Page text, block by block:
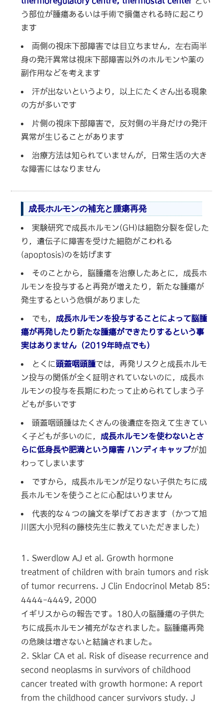
う部位が腫瘍あるいは手術で損傷される時に起こり
ます
両側の視床下部障害では目立ちません，左右両半
身の発汗異常は視床下部障害以外のホルモンや薬の
副作用などを考えます
汗が出ないというより，以上にたくさん出る現象
の方が多いです
片側の視床下部障害で，反対側の半身だけの発汗
異常が生じることがあります
治療方法は知られていませんが，日常生活の大き
な障害にはなりません
成長ホルモンの補充と腫瘍再発
実験研究で成長ホルモン(GH)は細胞分裂を促した
り，遺伝子に障害を受けた細胞がこわれる
(apoptosis)のを妨げます
そのことから，脳腫瘍を治療したあとに，成長ホ
ルモンを投与すると再発が増えたり，新たな腫瘍が
発生するという危惧がありました
でも， 成長ホルモンを投与することによって脳腫
瘍が再発したり新たな腫瘍ができたりするという事
実はありません（2019年時点でも）
とくに頭蓋咽頭腫では，再発リスクと成長ホルモ
ン投与の関係が全く証明されていないのに，成長ホ
ルモンの投与を長期にわたって止められてしまう子
どもが多いです
頭蓋咽頭腫はたくさんの後遺症を抱えて生きてい
く子どもが多いのに， 成長ホルモンを使わないとさ
らに低身長や肥満という障害 ハンディキャップが加
わってしまいます
ですから，成長ホルモンが足りない子供たちに成
長ホルモンを使うことに心配はいりません
代表的な４つの論文を挙げておきます（かつて旭
川医大小児科の藤枝先生に教えていただきました）
1. Swerdlow AJ et al. Growth hormone
treatment of children with brain tumors and risk
of tumor recurrens. J Clin Endocrinol Metab 85:
4444-4449, 2000
イギリスからの報告です。180人の脳腫瘍の子供た
ちに成長ホルモン補充がなされました。脳腫瘍再発
の危険は増さないと結論されました。
2. Sklar CA et al. Risk of disease recurrence and
second neoplasms in survivors of childhood
cancer treated with growth hormone: A report
from the childhood cancer survivors study. J